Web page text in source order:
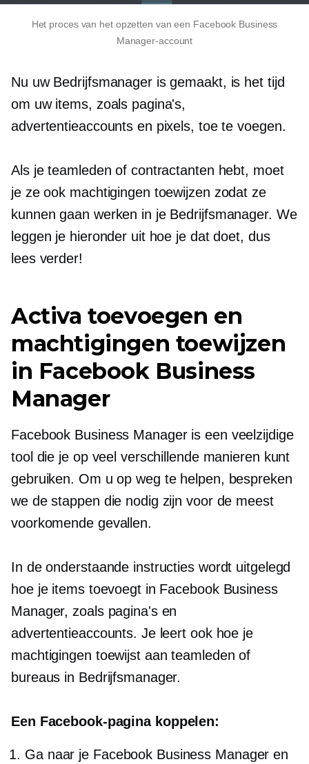
Het proces van het opzetten van een Facebook Business
Manager-account
Nu uw Bedrijfsmanager is gemaakt, is het tijd
om uw items, zoals pagina's,
advertentieaccounts en pixels, toe te voegen.
Als je teamleden of contractanten hebt, moet
je ze ook machtigingen toewijzen zodat ze
kunnen gaan werken in je Bedrijfsmanager. We
leggen je hieronder uit hoe je dat doet, dus
lees verder!
Activa toevoegen en
machtigingen toewijzen
in Facebook Business
Manager
Facebook Business Manager is een veelzijdige
tool die je op veel verschillende manieren kunt
gebruiken. Om u op weg te helpen, bespreken
we de stappen die nodig zijn voor de meest
voorkomende gevallen.
In de onderstaande instructies wordt uitgelegd
hoe je items toevoegt in Facebook Business
Manager, zoals pagina's en
advertentieaccounts. Je leert ook hoe je
machtigingen toewijst aan teamleden of
bureaus in Bedrijfsmanager.
Een Facebook-pagina koppelen:
Ga naar je Facebook Business Manager en